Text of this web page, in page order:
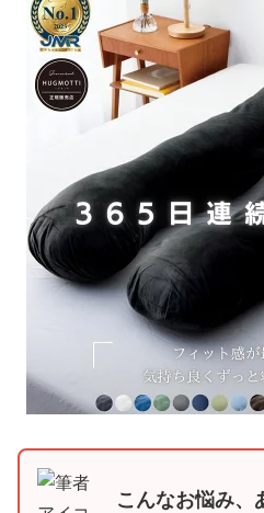
こんなお悩み、